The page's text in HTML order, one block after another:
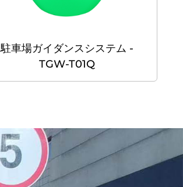
駐車場ガイダンスシステム -
TGW-T01Q